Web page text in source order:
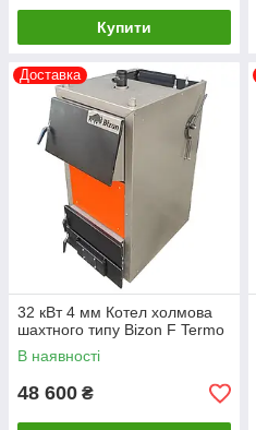
Купити
Доставка
32 кВт 4 мм Котел холмова
шахтного типу Bizon F Termo
В наявності
48 600 ₴